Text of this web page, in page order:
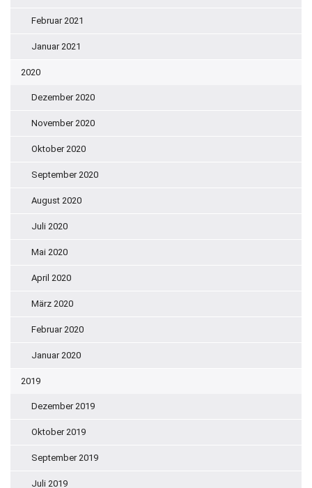
Februar 2021
Januar 2021
2020
Dezember 2020
November 2020
Oktober 2020
September 2020
August 2020
Juli 2020
Mai 2020
April 2020
März 2020
Februar 2020
Januar 2020
2019
Dezember 2019
Oktober 2019
September 2019
Juli 2019